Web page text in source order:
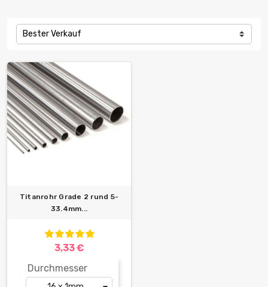
Bester Verkauf
Titanrohr Grade 2 rund 5-
33.4mm...
3,33 €
Durchmesser